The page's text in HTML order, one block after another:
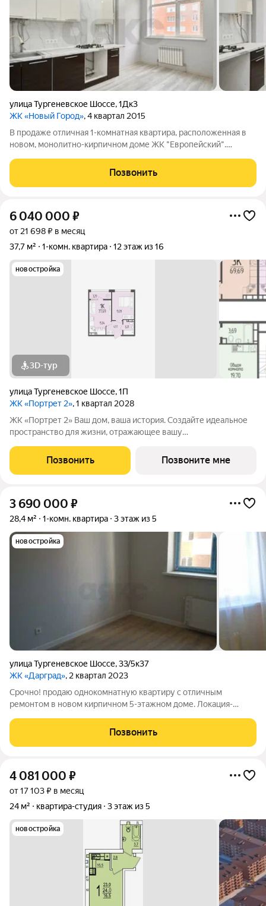
улица Тургеневское Шоссе,1Дк3
ЖК «Новый Город», 4 квартал 2015
В продаже отличная 1-комнатная квартира, расположенная в
новом, монолитно-кирпичном доме ЖК "Европейский".
такая же комната, совмещенный санузел, прихожая с местом
под гардеробную. Выполнен
Позвонить
6 040 000 ₽
от 21 698 ₽ в месяц
37,7 м²
1-комн. квартира 12 этаж из 16
новостройка
3D-тур
улица Тургеневское Шоссе,1П
ЖК «Портрет 2», 1 квартал 2028
ЖК «Портрет 2» Ваш дом, ваша история. Создайте идеальное
пространство для жизни, отражающее вашу
Отличные условия для семей с детьми. Рядом находятся
несколько действующих детских садов. Это
Позвонить Позвоните мне
3 690 000 ₽
28,4 м² 1-комн. квартира 3 этаж из 5
новостройка
улица Тургеневское Шоссе,33/5к37
ЖК «Дарград», 2 квартал 2023
Срочно! продаю однокомнатную квартиру с отличным
ремонтом в новом кирпичном 5-этажном доме. Локация-
Архипо-осиповка)- 3 часа на автобусе с остановки этого же
дома. Школа в 10 минутах ходьбы,
Позвонить
4 081 000 ₽
от 17 103 ₽ в месяц
24 м²
квартира-студия 3 этаж из 5
новостройка